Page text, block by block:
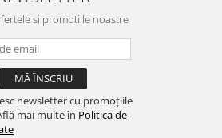
si promotiile noastre
newsletter cu promoțiile
mai multe în Politica de